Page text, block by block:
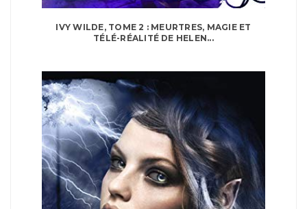
IVY WILDE, TOME 2 : MEURTRES, MAGIE ET
TÉLÉ-RÉALITÉ DE HELEN...